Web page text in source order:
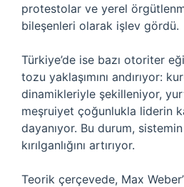
protestolar ve yerel
bileşenleri olarak işlev gördü.
Türkiye’de ise bazı otoriter
tozu yaklaşımını andırıyor:
dinamikleriyle şekilleniyor,
meşruiyet çoğunlukla liderin
dayanıyor. Bu durum,
kırılganlığını artırıyor.
Teorik çerçevede, Max